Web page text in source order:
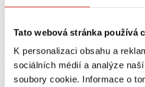
Tato webová stránka používá
K personalizaci obsahu a
sociálních médií a analýze
soubory cookie. Informace o
MOHLO BY SE VÁM LÍBIT